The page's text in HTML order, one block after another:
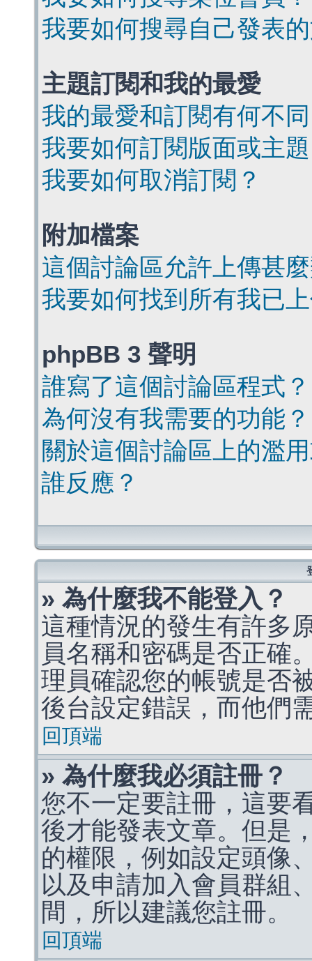
我要如何搜尋自己發表
主題訂閱和我的最愛
我的最愛和訂閱有何不
我要如何訂閱版面或主
我要如何取消訂閱？
附加檔案
這個討論區允許上傳甚
我要如何找到所有我已
phpBB 3 聲明
誰寫了這個討論區程式？
為何沒有我需要的功能？
關於這個討論區上的濫
誰反應？
» 為什麼我不能登入？
這種情況的發生有許多
員名稱和密碼是否正確
理員確認您的帳號是否
後台設定錯誤，而他們
回頂端
» 為什麼我必須註冊？
您不一定要註冊，這要
後才能發表文章。但是
的權限，例如設定頭像
以及申請加入會員群組
間，所以建議您註冊。
回頂端